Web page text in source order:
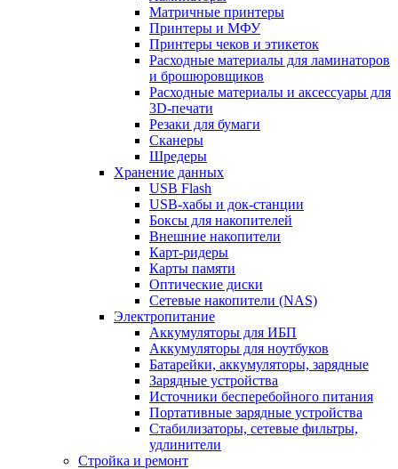
Матричные принтеры
Принтеры и МФУ
Принтеры чеков и этикеток
Расходные материалы для ламинаторов
и брошюровщиков
Расходные материалы и аксессуары для
3D-печати
Резаки для бумаги
Сканеры
Шредеры
Хранение данных
USB Flash
USB-хабы и док-станции
Боксы для накопителей
Внешние накопители
Карт-ридеры
Карты памяти
Оптические диски
Сетевые накопители (NAS)
Электропитание
Аккумуляторы для ИБП
Аккумуляторы для ноутбуков
Батарейки, аккумуляторы, зарядные
Зарядные устройства
Источники бесперебойного питания
Портативные зарядные устройства
Стабилизаторы, сетевые фильтры,
удлинители
Стройка и ремонт